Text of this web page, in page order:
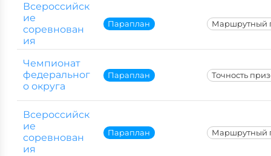
Всероссийск
ие
соревнован
ия
Параплан Маршрутный
Чемпионат
федеральног
о округа
Параплан Точность
Всероссийск
ие
соревнован
ия
Параплан Маршрутный